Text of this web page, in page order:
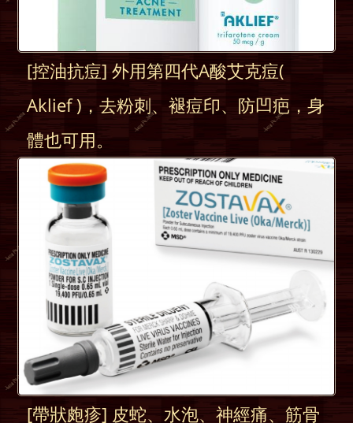
[控油抗痘] 外用第四代A酸艾克痘(
Aklief )，去粉刺、褪痘印、防凹疤，身
體也可用。
[帶狀皰疹] 皮蛇、水泡、神經痛、筋骨